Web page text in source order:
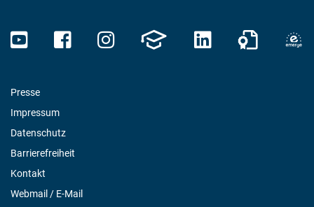
Presse
Impressum
Datenschutz
Barrierefreiheit
Kontakt
Webmail / E-Mail